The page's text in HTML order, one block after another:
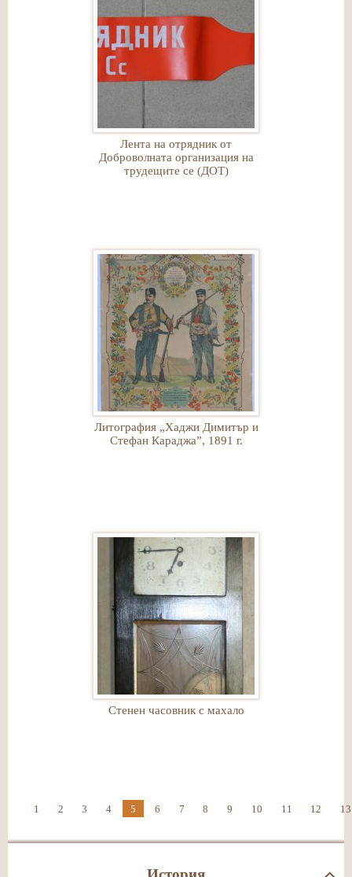
Лента на отрядник от
Доброволната организация на
трудещите се (ДОТ)
Литография „Хаджи Димитър и
Стефан Караджа”, 1891 г.
Стенен часовник с махало
1 2 3 4 5 6 7 8 9 10 11 12 13